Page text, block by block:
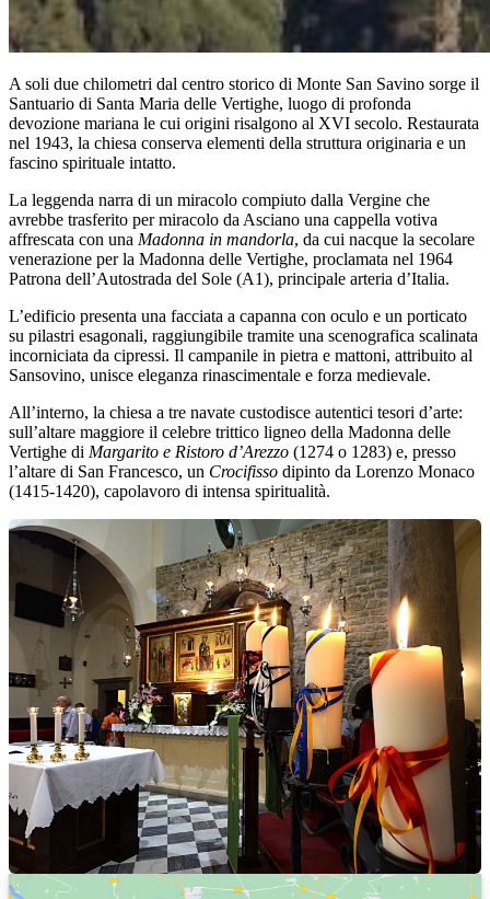
A soli due chilometri dal centro storico di Monte San Savino sorge il
Santuario di Santa Maria delle Vertighe, luogo di profonda
devozione mariana le cui origini risalgono al XVI secolo. Restaurata
nel 1943, la chiesa conserva elementi della struttura originaria e un
fascino spirituale intatto.
La leggenda narra di un miracolo compiuto dalla Vergine che
avrebbe trasferito per miracolo da Asciano una cappella votiva
affrescata con una Madonna in mandorla, da cui nacque la secolare
venerazione per la Madonna delle Vertighe, proclamata nel 1964
Patrona dell’Autostrada del Sole (A1), principale arteria d’Italia.
L’edificio presenta una facciata a capanna con oculo e un porticato
su pilastri esagonali, raggiungibile tramite una scenografica scalinata
incorniciata da cipressi. Il campanile in pietra e mattoni, attribuito al
Sansovino, unisce eleganza rinascimentale e forza medievale.
All’interno, la chiesa a tre navate custodisce autentici tesori d’arte:
sull’altare maggiore il celebre trittico ligneo della Madonna delle
Vertighe di Margarito e Ristoro d’Arezzo (1274 o 1283) e, presso
l’altare di San Francesco, un Crocifisso dipinto da Lorenzo Monaco
(1415-1420), capolavoro di intensa spiritualità.